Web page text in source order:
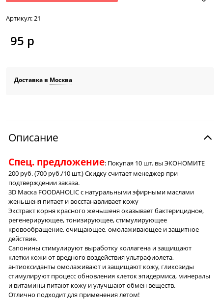
Артикул:21
95 р
Доставка в Москва
Описание
Спец. предложение: Покупая 10 шт. вы ЭКОНОМИТЕ
200 руб. (700 руб./10 шт.) Скидку считает менеджер при
подтверждении заказа.
3D Маска FOODAHOLIC с натуральными эфирными маслами
женьшеня питает и восстанавливает кожу
Экстракт корня красного женьшеня оказывает бактерицидное,
регенерирующее, тонизирующее, стимулирующее
кровообращение, очищающее, омолаживающее и защитное
действие.
Сапонины стимулируют выработку коллагена и защищают
клетки кожи от вредного воздействия ультрафиолета,
антиоксиданты омолаживают и защищают кожу, гликозиды
стимулируют процесс обновления клеток эпидермиса, минералы
и витамины питают кожу и улучшают обмен веществ.
Отлично подходит для применения летом!